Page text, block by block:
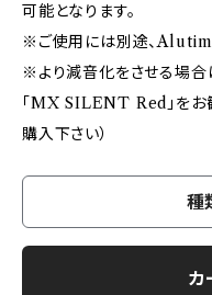
可能となります。
※ご使用には別途、
※より減音化をさせる場
「MX SILENT Red」をお
購入下さい）
種
カ